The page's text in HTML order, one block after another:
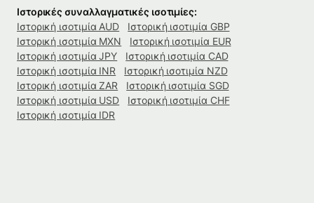
Ιστορικές συναλλαγματικές ισοτιμίες:
Ιστορική ισοτιμία AUD
Ιστορική ισοτιμία GBP
Ιστορική ισοτιμία MXN
Ιστορική ισοτιμία EUR
Ιστορική ισοτιμία JPY
Ιστορική ισοτιμία CAD
Ιστορική ισοτιμία INR
Ιστορική ισοτιμία NZD
Ιστορική ισοτιμία ZAR
Ιστορική ισοτιμία SGD
Ιστορική ισοτιμία USD
Ιστορική ισοτιμία CHF
Ιστορική ισοτιμία IDR